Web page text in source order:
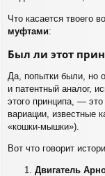
Что касается твоего
муфтами:
Был ли этот
Да, попытки были, но
и патентный аналог,
этого принципа, — это
вариации, известные
«кошки-мышки»).
Вот что говорит
Двигатель